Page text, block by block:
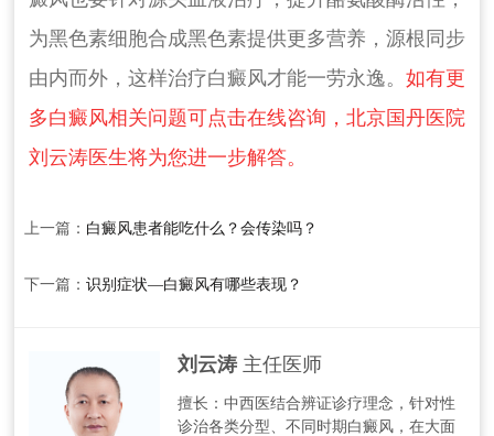
为黑色素细胞合成黑色素提供更多营养，源根同步
由内而外，这样治疗白癜风才能一劳永逸。 如有更
多白癜风相关问题可点击在线咨询，北京国丹医院
刘云涛医生将为您进一步解答。
上一篇： 白癜风患者能吃什么？会传染吗？
下一篇： 识别症状—白癜风有哪些表现？
刘云涛 主任医师
擅长：中西医结合辨证诊疗理念，针对性
诊治各类分型、不同时期白癜风，在大面